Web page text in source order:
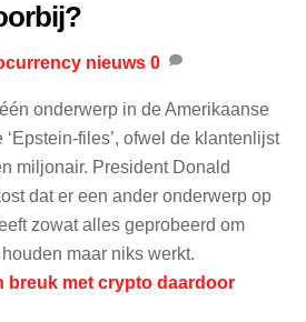
nieuws 0
onderwerp in de Amerikaanse
files’, ofwel de klantenlijst
miljonair. President Donald
dat er een ander onderwerp op
zowat alles geprobeerd om
maar niks werkt.
breuk met crypto daardoor